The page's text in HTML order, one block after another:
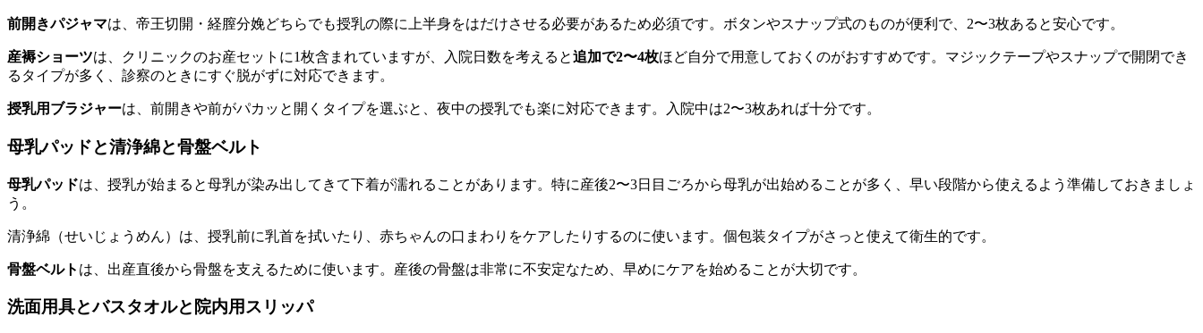
前開きパジャマは、帝王切開・経膣分娩どちらでも授乳の際に上半身をはだけさせる必要があるため必須です。ボタンやスナップ式のものが便利で、2〜3枚あると安心です。
産褥ショーツは、クリニックのお産セットに1枚含まれていますが、入院日数を考えると追加で2〜4枚ほど自分で用意しておくのがおすすめです。マジックテープやスナップで開閉でき
るタイプが多く、診察のときにすぐ脱がずに対応できます。
授乳用ブラジャーは、前開きや前がパカッと開くタイプを選ぶと、夜中の授乳でも楽に対応できます。入院中は2〜3枚あれば十分です。
母乳パッドと清浄綿と骨盤ベルト
母乳パッドは、授乳が始まると母乳が染み出してきて下着が濡れることがあります。特に産後2〜3日目ごろから母乳が出始めることが多く、早い段階から使えるよう準備しておきましょ
う。
清浄綿（せいじょうめん）は、授乳前に乳首を拭いたり、赤ちゃんの口まわりをケアしたりするのに使います。個包装タイプがさっと使えて衛生的です。
骨盤ベルト は、出産直後から骨盤を支えるために使います。産後の骨盤は非常に不安定なため、早めにケアを始めることが大切です。
洗面用具とバスタオルと院内用スリッパ